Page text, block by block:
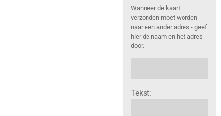
Wanneer de kaart
verzonden moet worden
naar een ander adres - geef
hier de naam en het adres
door.
Tekst: